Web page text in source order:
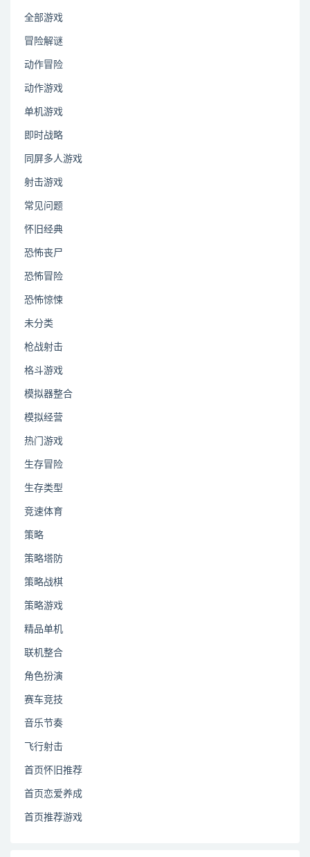
全部游戏
冒险解谜
动作冒险
动作游戏
单机游戏
即时战略
同屏多人游戏
射击游戏
常见问题
怀旧经典
恐怖丧尸
恐怖冒险
恐怖惊悚
未分类
枪战射击
格斗游戏
模拟器整合
模拟经营
热门游戏
生存冒险
生存类型
竞速体育
策略
策略塔防
策略战棋
策略游戏
精品单机
联机整合
角色扮演
赛车竞技
音乐节奏
飞行射击
首页怀旧推荐
首页恋爱养成
首页推荐游戏